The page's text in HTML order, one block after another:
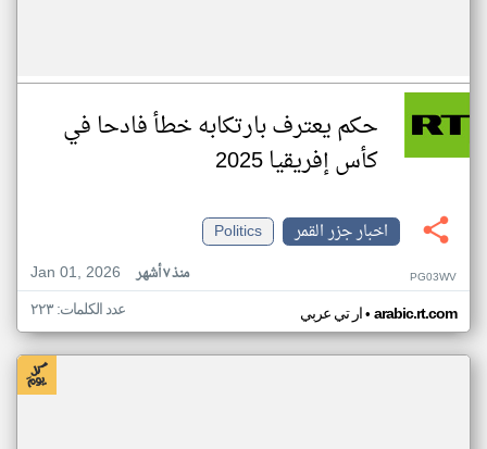
حكم يعترف بارتكابه خطأ فادحا في
كأس إفريقيا 2025
اخبار جزر القمر
Politics
Jan 01, 2026
منذ ٧ أشهر PG03WV
ار تي عربي• arabic.rt.com عدد الكلمات: ٢٢٣